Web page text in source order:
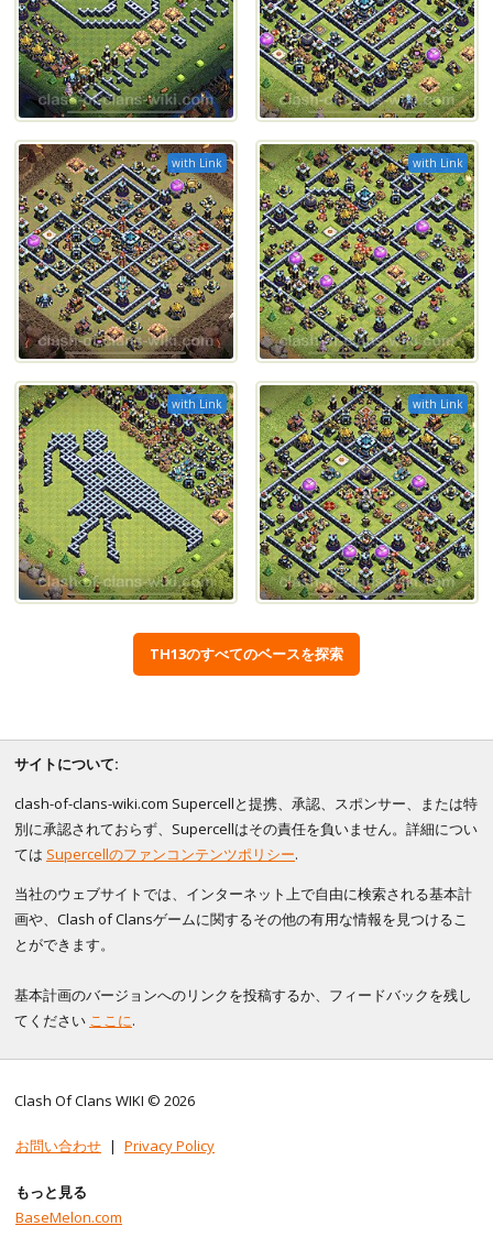
with Link with Link
with Link with Link
TH13のすべてのベースを探索
サイトについて:
clash-of-clans-wiki.com Supercellと提携、承認、スポンサー、または特
別に承認されておらず、Supercellはその責任を負いません。詳細につい
ては Supercellのファンコンテンツポリシー.
当社のウェブサイトでは、インターネット上で自由に検索される基本計
画や、Clash of Clansゲームに関するその他の有用な情報を見つけるこ
とができます。
基本計画のバージョンへのリンクを投稿するか、フィードバックを残し
てください ここに.
Clash Of Clans WIKI © 2026
お問い合わせ | Privacy Policy
もっと見る
BaseMelon.com